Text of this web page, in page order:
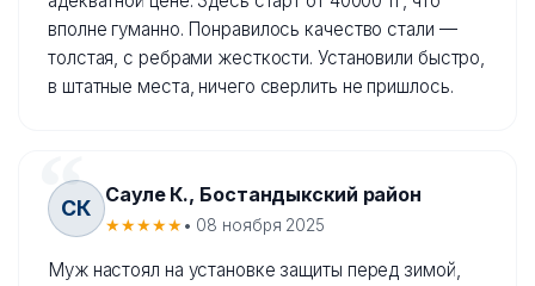
вполне гуманно. Понравилось качество стали —
толстая, с ребрами жесткости. Установили быстро,
в штатные места, ничего сверлить не пришлось.
СК
Сауле К., Бостандыкский район
★★★★★• 08 ноября 2025
Муж настоял на установке защиты перед зимой,